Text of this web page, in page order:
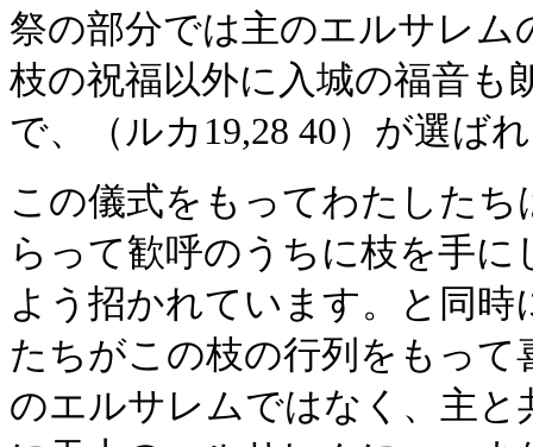
祭の部分では主のエルサレ
枝の祝福以外に入城の福音も
で、（ルカ19,28 40）が選ば
この儀式をもってわたした
らって歓呼のうちに枝を手
よう招かれています。と同
たちがこの枝の行列をもっ
のエルサレムではなく、主